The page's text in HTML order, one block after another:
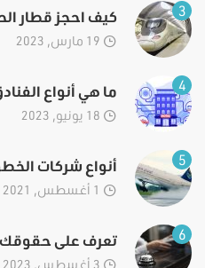
3 كيف احجز قطار
4 ما هي أنواع
5 أنواع شركات
6 تعرف على حقوقك